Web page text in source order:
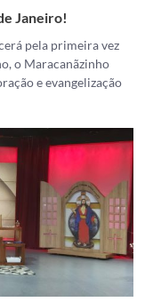
Janeiro!
pela primeira vez
o Maracanãzinho
e evangelização